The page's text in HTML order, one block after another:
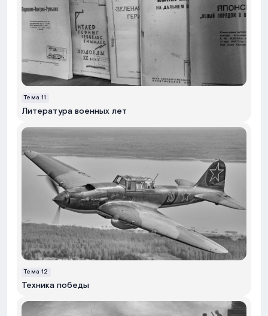
Тема 11
Литература военных лет
Тема 12
Техника победы